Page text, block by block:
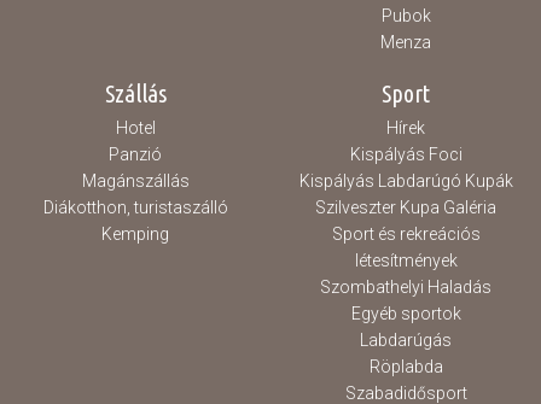
Pubok
Menza
Szállás
Hotel
Panzió
Magánszállás
Diákotthon, turistaszálló
Kemping
Sport
Hírek
Kispályás Foci
Kispályás Labdarúgó Kupák
Szilveszter Kupa Galéria
Sport és rekreációs
létesítmények
Szombathelyi Haladás
Egyéb sportok
Labdarúgás
Röplabda
Szabadidősport